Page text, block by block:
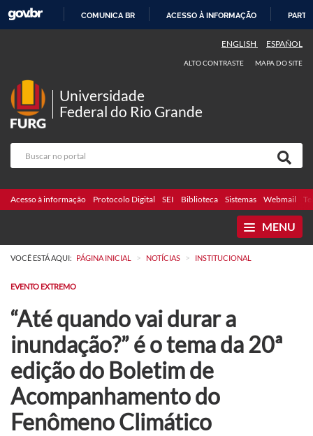
COMUNICA BR ACESSO À INFORMAÇÃO
ENGLISH ESPAÑOL
ALTO CONTRASTE MAPA DO SITE
Universidade
Federal do Rio Grande
Acesso à informação Protocolo Digital SEI Biblioteca Sistemas Webmail
MENU
VOCÊ ESTÁ AQUI: PÁGINA INICIAL > NOTÍCIAS > INSTITUCIONAL
EVENTO EXTREMO
“Até quando vai durar a
inundação?” é o tema da 20ª
edição do Boletim de
Acompanhamento do
Fenômeno Climático